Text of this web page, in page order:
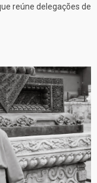
reúne delegações de